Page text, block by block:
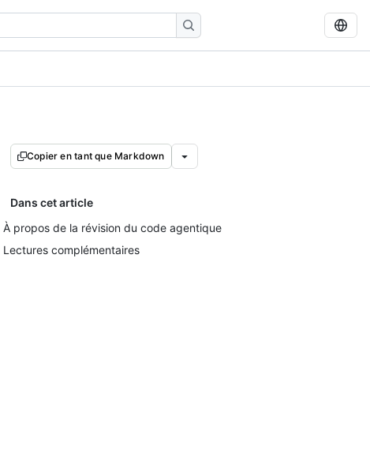
Copier en tant que Markdown
Dans cet article
À propos de la révision du code agentique
Lectures complémentaires